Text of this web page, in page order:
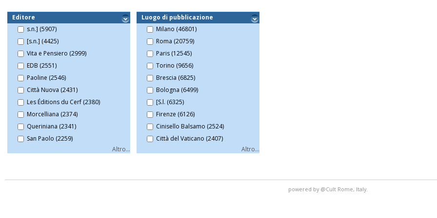
Editore
s.n.] (5907)
[s.n.] (4425)
Vita e Pensiero (2999)
EDB (2551)
Paoline (2546)
Città Nuova (2431)
Les Éditions du Cerf (2380)
Morcelliana (2374)
Queriniana (2341)
San Paolo (2259)
Altro...
Luogo di pubblicazione
Milano (46801)
Roma (20759)
Paris (12545)
Torino (9656)
Brescia (6825)
Bologna (6499)
[S.l. (6325)
Firenze (6126)
Cinisello Balsamo (2524)
Città del Vaticano (2407)
Altro...
powered by @Cult Rome, Italy.